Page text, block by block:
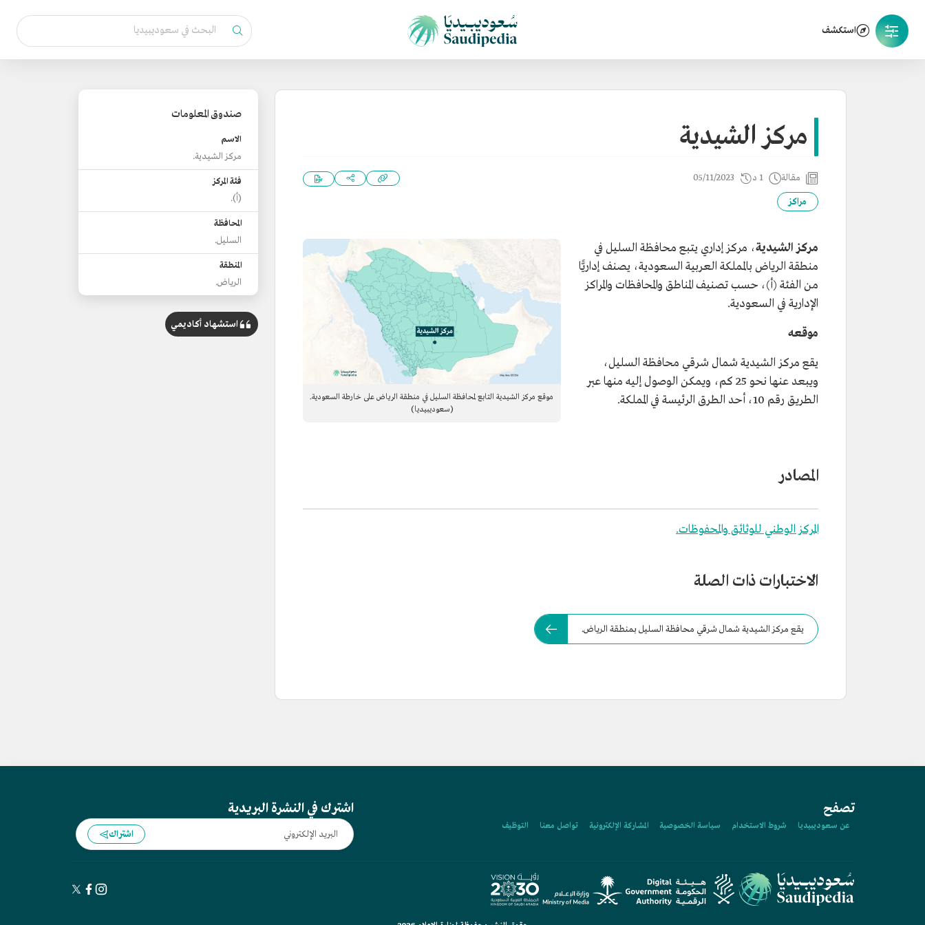
استكشف
مركز الشيدية
مقالة 1 د 05/11/2023
مراكز
موقع مركز الشيدية التابع لمحافظة السليل في منطقة الرياض على خارطة السعودية.
(سعوديبيديا)
مركز الشيدية، مركز إداري يتبع محافظة السليل في
منطقة الرياض بالمملكة العربية السعودية، يصنف إداريًّا
من الفئة (أ)، حسب تصنيف المناطق والمحافظات والمراكز
الإدارية في السعودية.
موقعه
يقع مركز الشيدية شمال شرقي محافظة السليل،
ويبعد عنها نحو 25 كم، ويمكن الوصول إليه منها عبر
الطريق رقم 10، أحد الطرق الرئيسة في المملكة.
المصادر
المركز الوطني للوثائق والمحفوظات.
الاختبارات ذات الصلة
يقع مركز الشيدية شمال شرقي محافظة السليل بمنطقة الرياض.
صندوق المعلومات
الاسم
مركز الشيدية.
فئة المركز
(أ).
المحافظة
السليل.
المنطقة
الرياض.
استشهاد أكاديمي
تصفح
عن سعوديبيديا شروط الاستخدام سياسة الخصوصية المشاركة الإلكترونية تواصل معنا التوظيف
اشترك في النشرة البريدية
اشتراك